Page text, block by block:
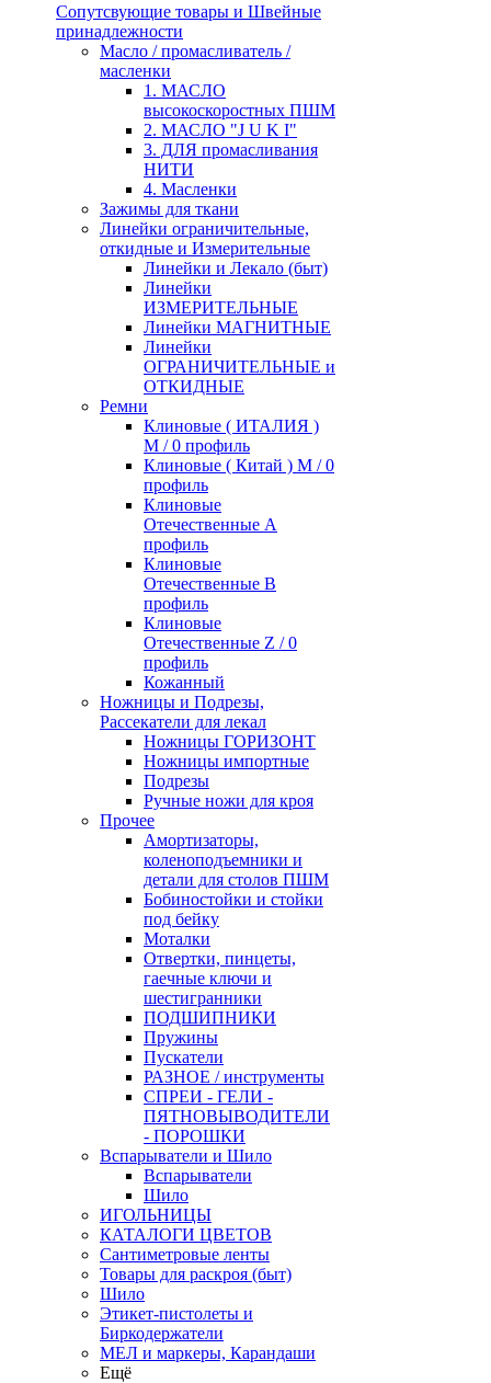
Сопутсвующие товары и Швейные
принадлежности
Масло / промасливатель /
масленки
1. МАСЛО
высокоскоростных ПШМ
2. МАСЛО "J U K I"
3. ДЛЯ промасливания
НИТИ
4. Масленки
Зажимы для ткани
Линейки ограничительные,
откидные и Измерительные
Линейки и Лекало (быт)
Линейки
ИЗМЕРИТЕЛЬНЫЕ
Линейки МАГНИТНЫЕ
Линейки
ОГРАНИЧИТЕЛЬНЫЕ и
ОТКИДНЫЕ
Ремни
Клиновые ( ИТАЛИЯ )
М / 0 профиль
Клиновые ( Китай ) М / 0
профиль
Клиновые
Отечественные А
профиль
Клиновые
Отечественные В
профиль
Клиновые
Отечественные Z / 0
профиль
Кожанный
Ножницы и Подрезы,
Рассекатели для лекал
Ножницы ГОРИЗОНТ
Ножницы импортные
Подрезы
Ручные ножи для кроя
Прочее
Амортизаторы,
коленоподъемники и
детали для столов ПШМ
Бобиностойки и стойки
под бейку
Моталки
Отвертки, пинцеты,
гаечные ключи и
шестигранники
ПОДШИПНИКИ
Пружины
Пускатели
РАЗНОЕ / инструменты
СПРЕИ - ГЕЛИ -
ПЯТНОВЫВОДИТЕЛИ
- ПОРОШКИ
Вспарыватели и Шило
Вспарыватели
Шило
ИГОЛЬНИЦЫ
КАТАЛОГИ ЦВЕТОВ
Сантиметровые ленты
Товары для раскроя (быт)
Шило
Этикет-пистолеты и
Биркодержатели
МЕЛ и маркеры, Карандаши
Ещё